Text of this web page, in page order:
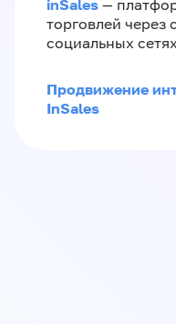
inSales —
торговлей через
социальных
Продвижение
InSales